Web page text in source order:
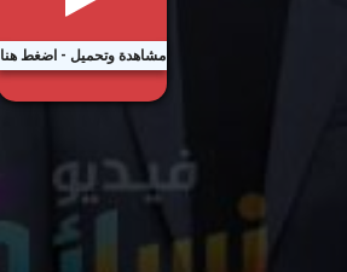
مشاهدة وتحميل - اضغط هنا